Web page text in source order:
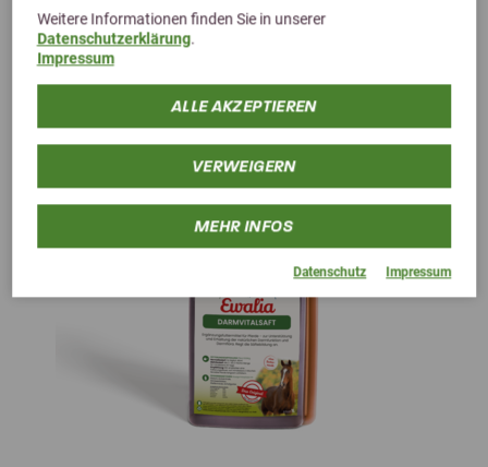
Weitere Informationen finden Sie in unserer
Datenschutzerklärung.
Impressum
ALLE AKZEPTIEREN
VERWEIGERN
MEHR INFOS
Datenschutz Impressum
Alternative Produkte